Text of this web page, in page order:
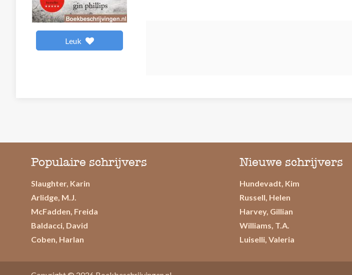
Leuk
Populaire schrijvers
Slaughter, Karin
Arlidge, M.J.
McFadden, Freida
Baldacci, David
Coben, Harlan
Nieuwe schrijvers
Hundevadt, Kim
Russell, Helen
Harvey, Gillian
Williams, T.A.
Luiselli, Valeria